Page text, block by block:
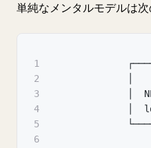
単純なメンタルモデルは次
1
2
│
3
│
4
│
5
6